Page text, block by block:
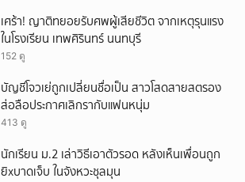
เศร้า! ญาติทยอยรับศพผู้เสียชีวิต จากเหตุรุนแรง
ในโรงเรียน เทพศิรินทร์ นนทบุรี
152 ดู
บัญชีโจวเย่ถูกเปลี่ยนชื่อเป็น สาวโสดสายสตรอง
ส่อลือประกาศเลิกรากับแฟนหนุ่ม
413 ดู
นักเรียน ม.2 เล่าวิธีเอาตัวรอด หลังเห็นเพื่อนถูก
ยิxบาดเจ็บ ในจังหวะชุลมุน